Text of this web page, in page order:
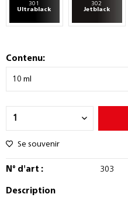
301
Ultrablack
302
Jetblack
Contenu:
Se souvenir
N° d'art : 303
Description